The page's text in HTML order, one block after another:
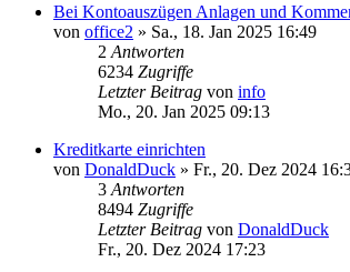
Bei Kontoauszügen Anlagen und
von office2 » Sa., 18. Jan 2025 16:49
2 Antworten
6234 Zugriffe
Letzter Beitrag von info
Mo., 20. Jan 2025 09:13
Kreditkarte einrichten
von DonaldDuck » Fr., 20. Dez 2024
3 Antworten
8494 Zugriffe
Letzter Beitrag von DonaldDuck
Fr., 20. Dez 2024 17:23